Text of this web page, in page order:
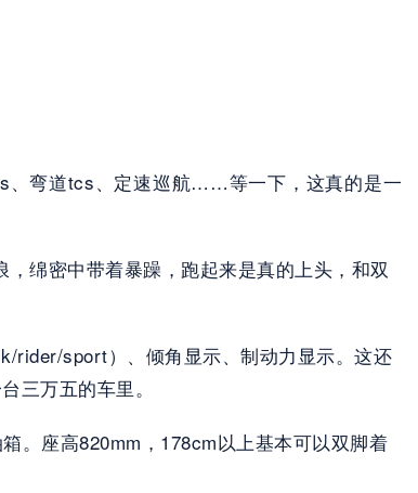
、弯道tcs、定速巡航……等一下，这真的是一
绵密中带着暴躁，跑起来是真的上头，和双
rider/sport）、倾角显示、制动力显示。这还
三万五的车里。
。座高820mm，178cm以上基本可以双脚着